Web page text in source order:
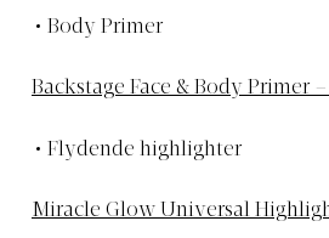
Body Primer
Backstage Face & Body Primer
Flydende highlighter
Miracle Glow Universal